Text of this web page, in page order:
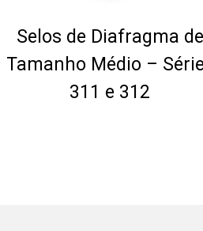
Selos de Diafragma de
Tamanho Médio –
311 e 312